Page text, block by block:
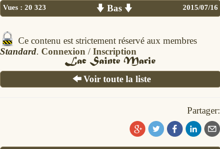
Vues : 20 323 Bas 2015/07/16
Ce contenu est strictement réservé aux membres
Standard. Connexion /Inscription
Lac Sainte Marie
Voir toute la liste
Partager: